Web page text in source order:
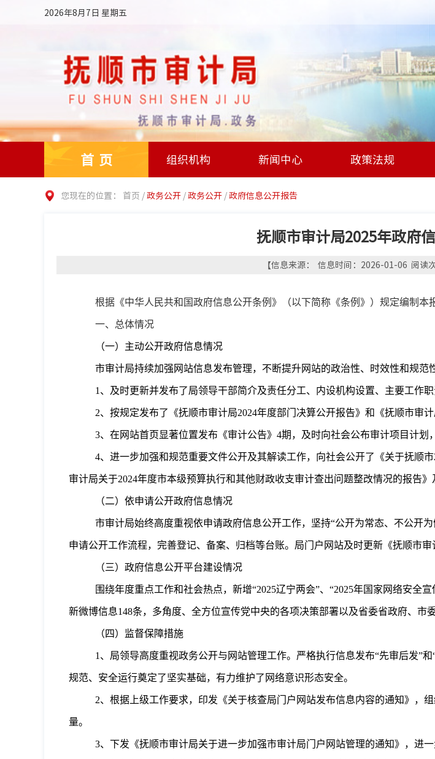
2026年8月7日 星期五
首页 组织机构 新闻中心 政策法规
您现在的位置： 首页 /政务公开 /政务公开 /政府信息公开报告
抚顺市审计局2025年政府
【信息来源： 信息时间：2026-01-06 阅读次
根据《中华人民共和国政府信息公开条例》（以下简称《条例》）规定编制本
一、总体情况
（一）主动公开政府信息情况
市审计局持续加强网站信息发布管理，不断提升网站的政治性、时效性和规范
1 、 及时更新并发布了局领导干部简介及责任分工、内设机构设置、主要工作
2、 按规定发布了《抚顺市审计局2024年度部门决算公开报告》和《抚顺市审计
3、 在网站首页显著位置发布《审计公告》 4期，及时向社会公布审计项目计划
4、 进一步加强和规范重要文件公开及其解读工作，向社会公开了《关于抚顺市
审计局关于2024年度市本级预算执行和其他财政收支审计查出问题整改情况的报告》
（二）依申请公开政府信息情况
市审计局始终高度重视依申请政府信息公开工作，坚持“公开为常态、不公开
申请公开工作流程，完善登记、备案、归档等台账。局门户网站及时更新《抚顺市
（三）政府信息公开平台建设情况
围绕年度重点工作和社会热点，新增“2025辽宁两会”、 “2025年国家网络安全宣
新微博信息148条，多角度、全方位宣传党中央的各项决策部署以及省委省政府、市
（四）监督保障措施
1 、 局领导高度重视政务公开与网站管理工作。严格执行信息发布“先审后发”和
规范、安全运行奠定了坚实基础，有力维护了网络意识形态安全。
2、 根据上级工作要求，印发《关于核查局门户网站发布信息内容的通知》，
量。
3、 下发《抚顺市审计局关于进一步加强市审计局门户网站管理的通知》， 进